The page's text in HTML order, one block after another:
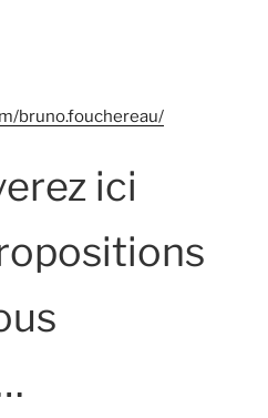
bruno.fouchereau/
ici